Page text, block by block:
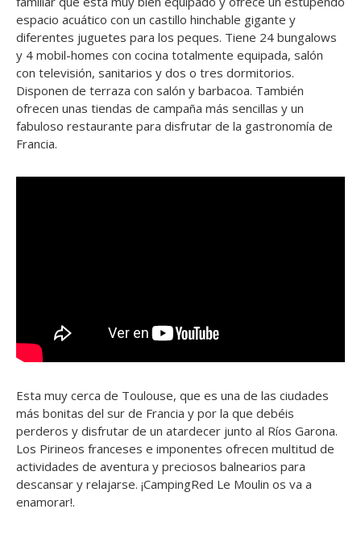
espacio acuático con un castillo hinchable gigante y
diferentes juguetes para los peques. Tiene 24 bungalows
y 4 mobil-homes con cocina totalmente equipada, salón
con televisión, sanitarios y dos o tres dormitorios.
Disponen de terraza con salón y barbacoa. También
ofrecen unas tiendas de campaña más sencillas y un
fabuloso restaurante para disfrutar de la gastronomía de
Francia.
Esta muy cerca de Toulouse, que es una de las ciudades
más bonitas del sur de Francia y por la que debéis
perderos y disfrutar de un atardecer junto al Ríos Garona.
Los Pirineos franceses e imponentes ofrecen multitud de
actividades de aventura y preciosos balnearios para
descansar y relajarse. ¡CampingRed Le Moulin os va a
enamorar!.